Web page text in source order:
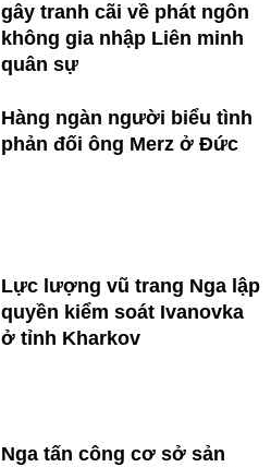
gây tranh cãi về phát ngôn
không gia nhập Liên minh
quân sự
Hàng ngàn người biểu tình
phản đối ông Merz ở Đức
Lực lượng vũ trang Nga lập
quyền kiểm soát Ivanovka
ở tỉnh Kharkov
Nga tấn công cơ sở sản